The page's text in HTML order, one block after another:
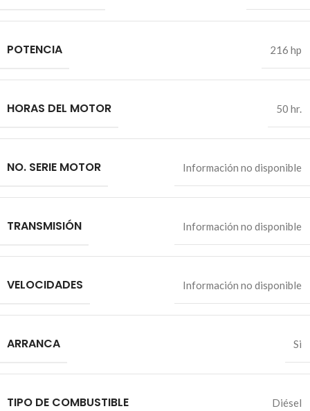
POTENCIA 216 hp
HORAS DEL MOTOR 50 hr.
NO. SERIE MOTOR Información no disponible
TRANSMISIÓN Información no disponible
VELOCIDADES Información no disponible
ARRANCA Si
TIPO DE COMBUSTIBLE Diésel